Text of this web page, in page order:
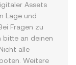
Assets
Lage und
Fragen zu
bitte an deinen
alle
Weitere